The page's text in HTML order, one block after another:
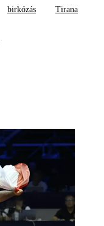
birkózás Tirana